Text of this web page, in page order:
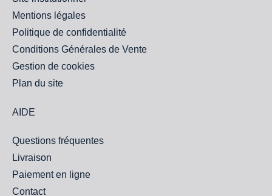
Mentions légales
Politique de confidentialité
Conditions Générales de Vente
Gestion de cookies
Plan du site
AIDE
Questions fréquentes
Livraison
Paiement en ligne
Contact